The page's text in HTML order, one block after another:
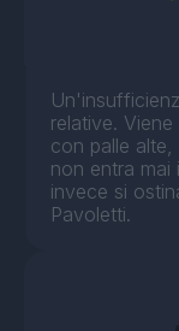
relative.
con palle alte,
non entra mai
invece si
Pavoletti.